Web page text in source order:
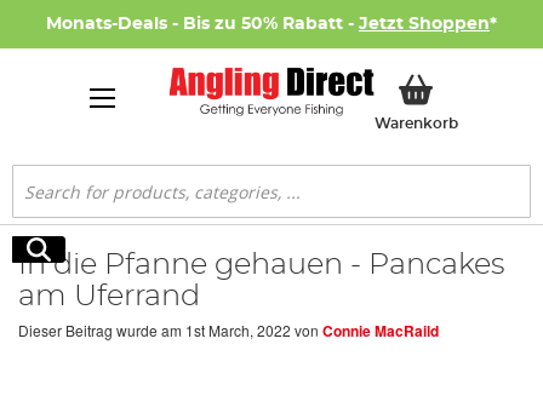
Monats-Deals - Bis zu 50% Rabatt - Jetzt Shoppen*
WarenkorbMein
Suche
Suche
In die Pfanne gehauen - Pancakes
am Uferrand
Dieser Beitrag wurde am 1st March, 2022 von Connie MacRaild